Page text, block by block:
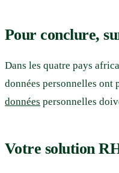
Pour conclure,
Dans les quatre pays
données personnelles ont
données personnelles
Votre solution